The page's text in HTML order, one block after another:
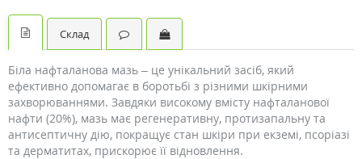
Склад
Біла нафталанова мазь – це унікальний засіб, який
ефективно допомагає в боротьбі з різними шкірними
захворюваннями. Завдяки високому вмісту нафталанової
нафти (20%), мазь має регенеративну, протизапальну та
антисептичну дію, покращує стан шкіри при екземі, псоріазі
та дерматитах, прискорює її відновлення.